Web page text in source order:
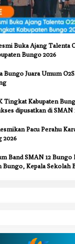
Buka Ajang Talenta
Bungo 2026
Bungo Juara Umum
Tingkat Kabupaten
dipusatkan di SMAN
Pacu Perahu
2026
Band SMAN 12
Bungo, Kepala Sekolah